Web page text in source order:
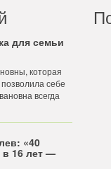
для семьи
которая
себе
всегда
«40
в 16 лет —